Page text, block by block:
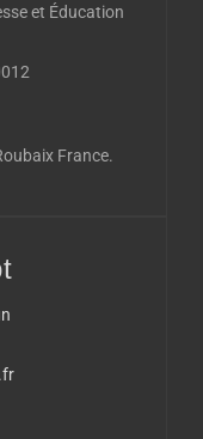
et Éducation
France.